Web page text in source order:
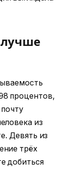
лучше
процентов,
из
Девять из
трёх
добиться